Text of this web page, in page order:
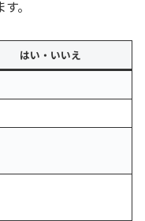
。
はい・いいえ